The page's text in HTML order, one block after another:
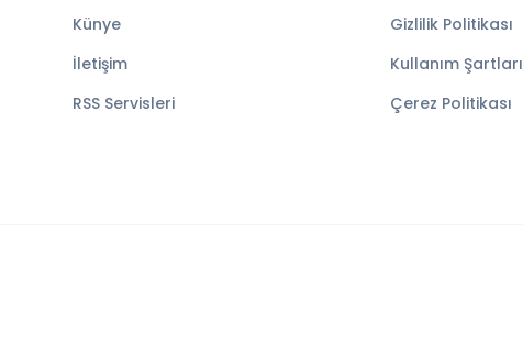
Künye
İletişim
RSS Servisleri
Gizlilik Politikası
Kullanım Şartları
Çerez Politikası